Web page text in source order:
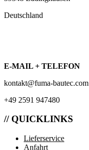
Deutschland
E-MAIL + TELEFON
kontakt@fuma-bautec.com
+49 2591 947480
// QUICKLINKS
Lieferservice
Anfahrt